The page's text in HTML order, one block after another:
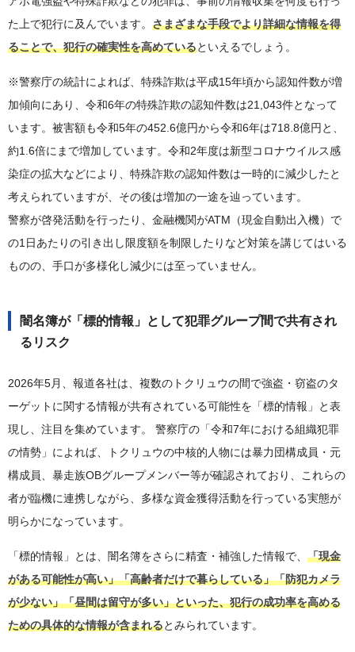
た上で犯行に及んでいます。 さまざまな手段でより詳細な情報を得
ることで、犯行の確実性を高めているといえるでしょう。
※警察庁の統計によれば、特殊詐欺は平成15年頃から認知件数が増
加傾向にあり、令和6年の特殊詐欺の認知件数は21,043件となって
います。被害額も令和5年の452.6億円から令和6年は718.8億円と、
約1.6倍にまで増加しています。令和2年度は新型コロナウイルス感
染症の拡大などにより、特殊詐欺の認知件数は一時的に減少したと
考えられていますが、その後は増加の一途を辿っています。
警察が啓発活動を行ったり、金融機関がATM（現金自動出入機）で
の1日あたりの引き出し限度額を制限したりなど対策を講じてはいる
ものの、手口が多様化し減少には至っていません。
闇名簿が「標的情報」として犯罪グループ間で共有され
るリスク
2026年5月、報道各社は、複数のトクリュウの間で強盗・窃盗のタ
ーゲットに関する情報が共有されている可能性を「標的情報」と表
現し、注目を集めています。 警察庁の「令和7年における組織犯罪
の情勢」によれば、トクリュウの中核的人物には暴力団構成員・元
構成員、暴走族OBグループメンバー等が確認されており、これらの
者が臨機に連携しながら、多様な資金獲得活動を行っている実態が
明らかになっています。
「標的情報」とは、闇名簿をさらに精査・補強した情報で、 「現金
がある可能性が高い」「高齢者だけで暮らしている」「防犯カメラ
が少ない」「昼間は留守が多い」といった、犯行の成功率を高める
ための具体的な情報が含まれるとみられています。